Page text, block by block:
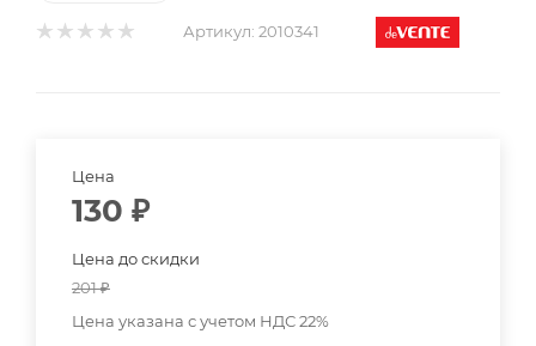
Артикул: 2010341
Цена
130 ₽
Цена до скидки
201₽
Цена указана с учетом НДС 22%